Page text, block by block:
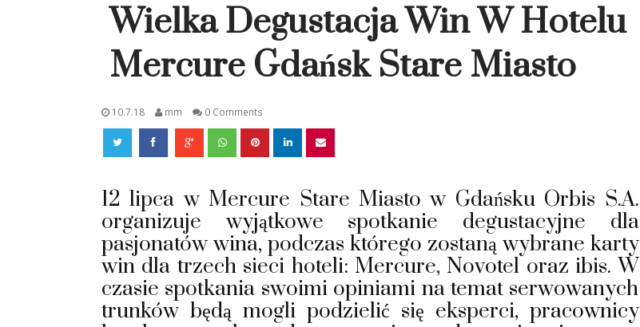
Wielka Degustacja Win W Hotelu
Mercure Gdańsk Stare Miasto
10.7.18 mm 0 Comments
12 lipca w Mercure Stare Miasto w Gdańsku Orbis S.A.
organizuje wyjątkowe spotkanie degustacyjne dla
pasjonatów wina, podczas którego zostaną wybrane karty
win dla trzech sieci hoteli: Mercure, Novotel oraz ibis. W
czasie spotkania swoimi opiniami na temat serwowanych
trunków będą mogli podzielić się eksperci, pracownicy